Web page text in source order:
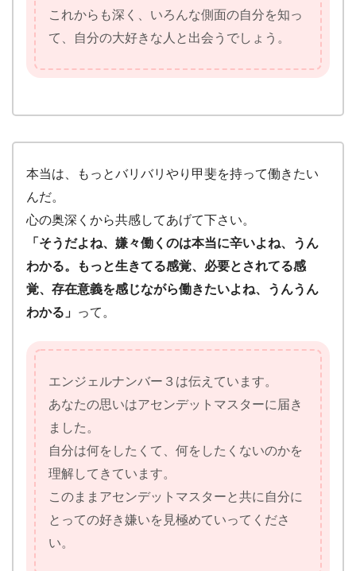
これからも深く、いろんな側面の自分を知っ
て、自分の大好きな人と出会うでしょう。
本当は、もっとバリバリやり甲斐を持って働きたい
んだ。
心の奥深くから共感してあげて下さい。
「そうだよね、嫌々働くのは本当に辛いよね、うん
わかる。もっと生きてる感覚、必要とされてる感
覚、存在意義を感じながら働きたいよね、うんうん
わかる」 って。
エンジェルナンバー３は伝えています。
あなたの思いはアセンデットマスターに届き
ました。
自分は何をしたくて、何をしたくないのかを
理解してきています。
このままアセンデットマスターと共に自分に
とっての好き嫌いを見極めていってくださ
い。